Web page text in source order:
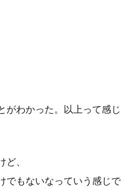
がわかった。以上って感じ
、
でもないなっていう感じで